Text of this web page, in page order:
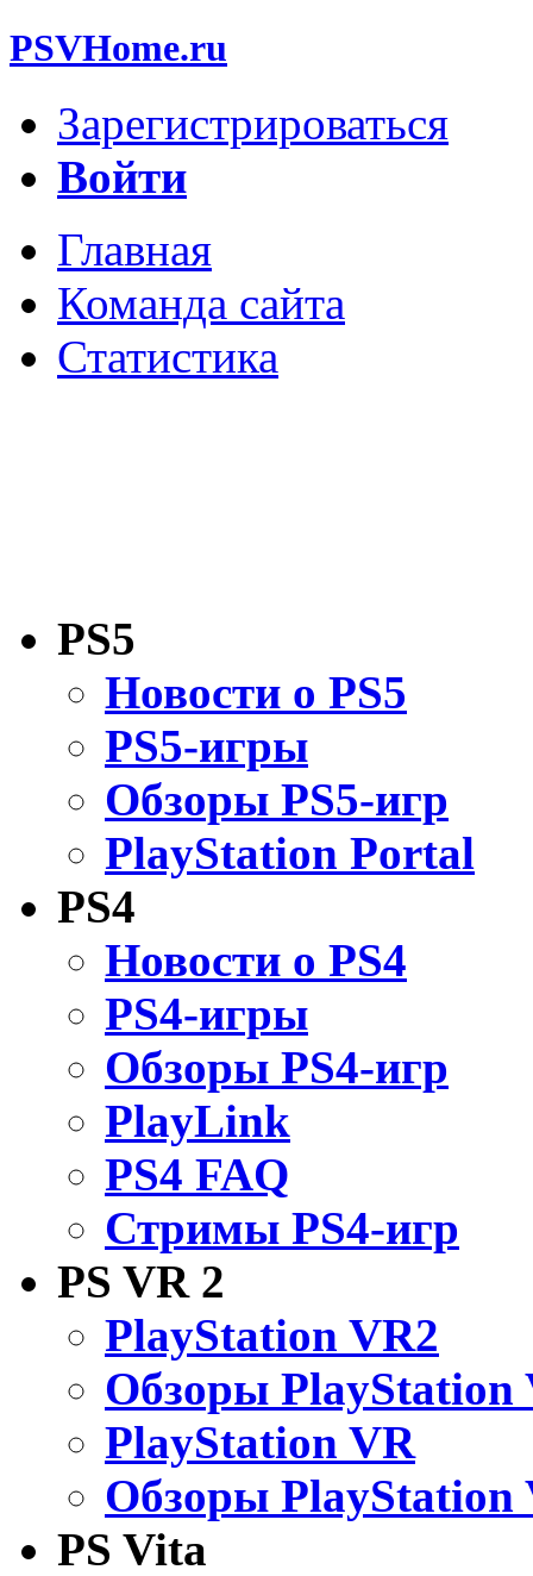
PSVHome.ru
Зарегистрироваться
Войти
Главная
Команда сайта
Статистика
PS5
Новости о PS5
PS5-игры
Обзоры PS5-игр
PlayStation Portal
PS4
Новости о PS4
PS4-игры
Обзоры PS4-игр
PlayLink
PS4 FAQ
Стримы PS4-игр
PS VR 2
PlayStation VR2
Обзоры PlayStation
PlayStation VR
Обзоры PlayStation
PS Vita